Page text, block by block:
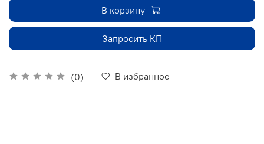
(0) В избранное
В корзину
Запросить КП